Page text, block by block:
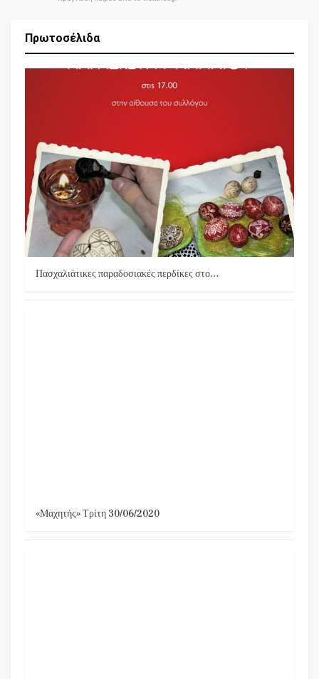
Πρωτοσέλιδα
Πασχαλιάτικες παραδοσιακές περδίκες στο…
«Μαχητής» Τρίτη 30/06/2020